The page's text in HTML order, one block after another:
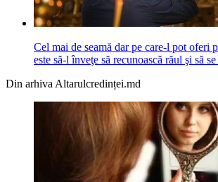
Cel mai de seamă dar pe care-l pot oferi
este să-l înveţe să recunoască răul şi să
Din arhiva Altarulcredinței.md